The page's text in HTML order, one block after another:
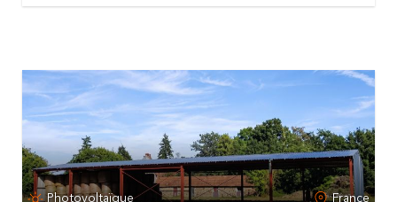
Photovoltaïque France